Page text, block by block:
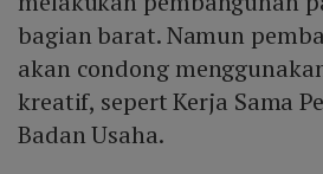
bagian barat. Namun
akan condong
kreatif, sepert Kerja Sama
Badan Usaha.